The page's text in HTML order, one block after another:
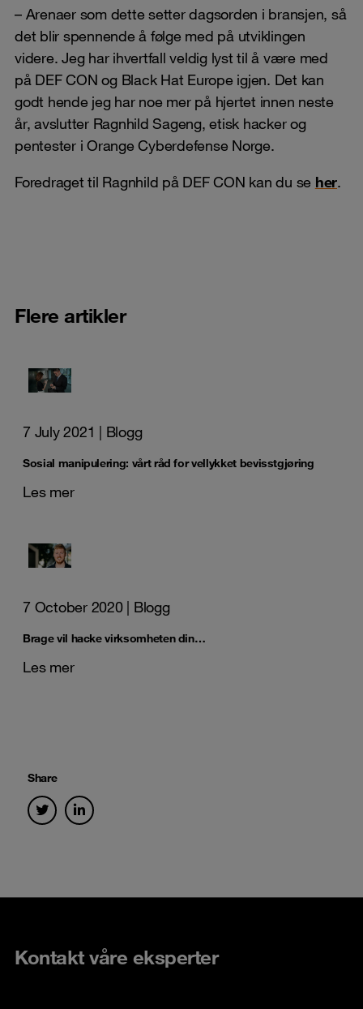
Share
– Arenaer som dette setter dagsorden i bransjen, så
det blir spennende å følge med på utviklingen
videre. Jeg har ihvertfall veldig lyst til å være med
på DEF CON og Black Hat Europe igjen. Det kan
godt hende jeg har noe mer på hjertet innen neste
år, avslutter Ragnhild Sageng, etisk hacker og
pentester i Orange Cyberdefense Norge.
Foredraget til Ragnhild på DEF CON kan du se her.
Flere artikler
7 July 2021 | Blogg
Sosial manipulering: vårt råd for vellykket bevisstgjøring
Les mer
7 October 2020| Blogg
Brage vil hacke virksomheten din…
Les mer
Kontakt våre eksperter